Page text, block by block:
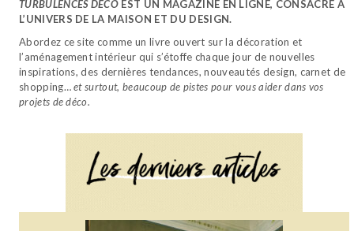
TURBULENCES DÉCO EST UN MAGAZINE EN LIGNE, CONSACRÉ À
L’UNIVERS DE LA MAISON ET DU DESIGN.
Abordez ce site comme un livre ouvert sur la décoration et
l’aménagement intérieur qui s’étoffe chaque jour de nouvelles
inspirations, des dernières tendances, nouveautés design, carnet de
shopping…et surtout, beaucoup de pistes pour vous aider dans vos
projets de déco.